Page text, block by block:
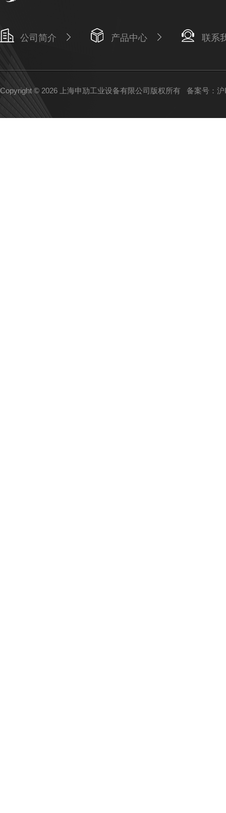
公司简介 产品中心 联系
Copyright © 2026 上海申劢工业设备有限公司版权所有 备案号：